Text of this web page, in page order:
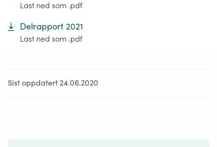
Last ned som .pdf
Delrapport 2021
Last ned som .pdf
Sist oppdatert 24.06.2020